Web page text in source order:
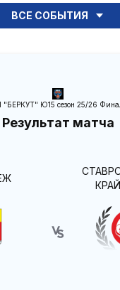
ВСЕ СОБЫТИЯ
"БЕРКУТ" Ю15 сезон 25/26
Результат матча